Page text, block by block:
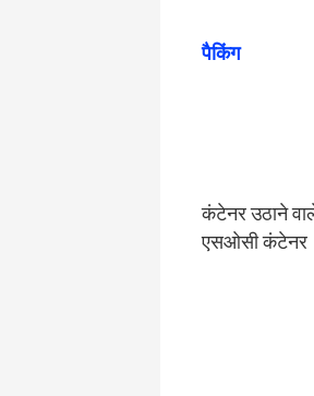
पैकिंग
कंटेनर उठाने
एसओसी कंटेनर